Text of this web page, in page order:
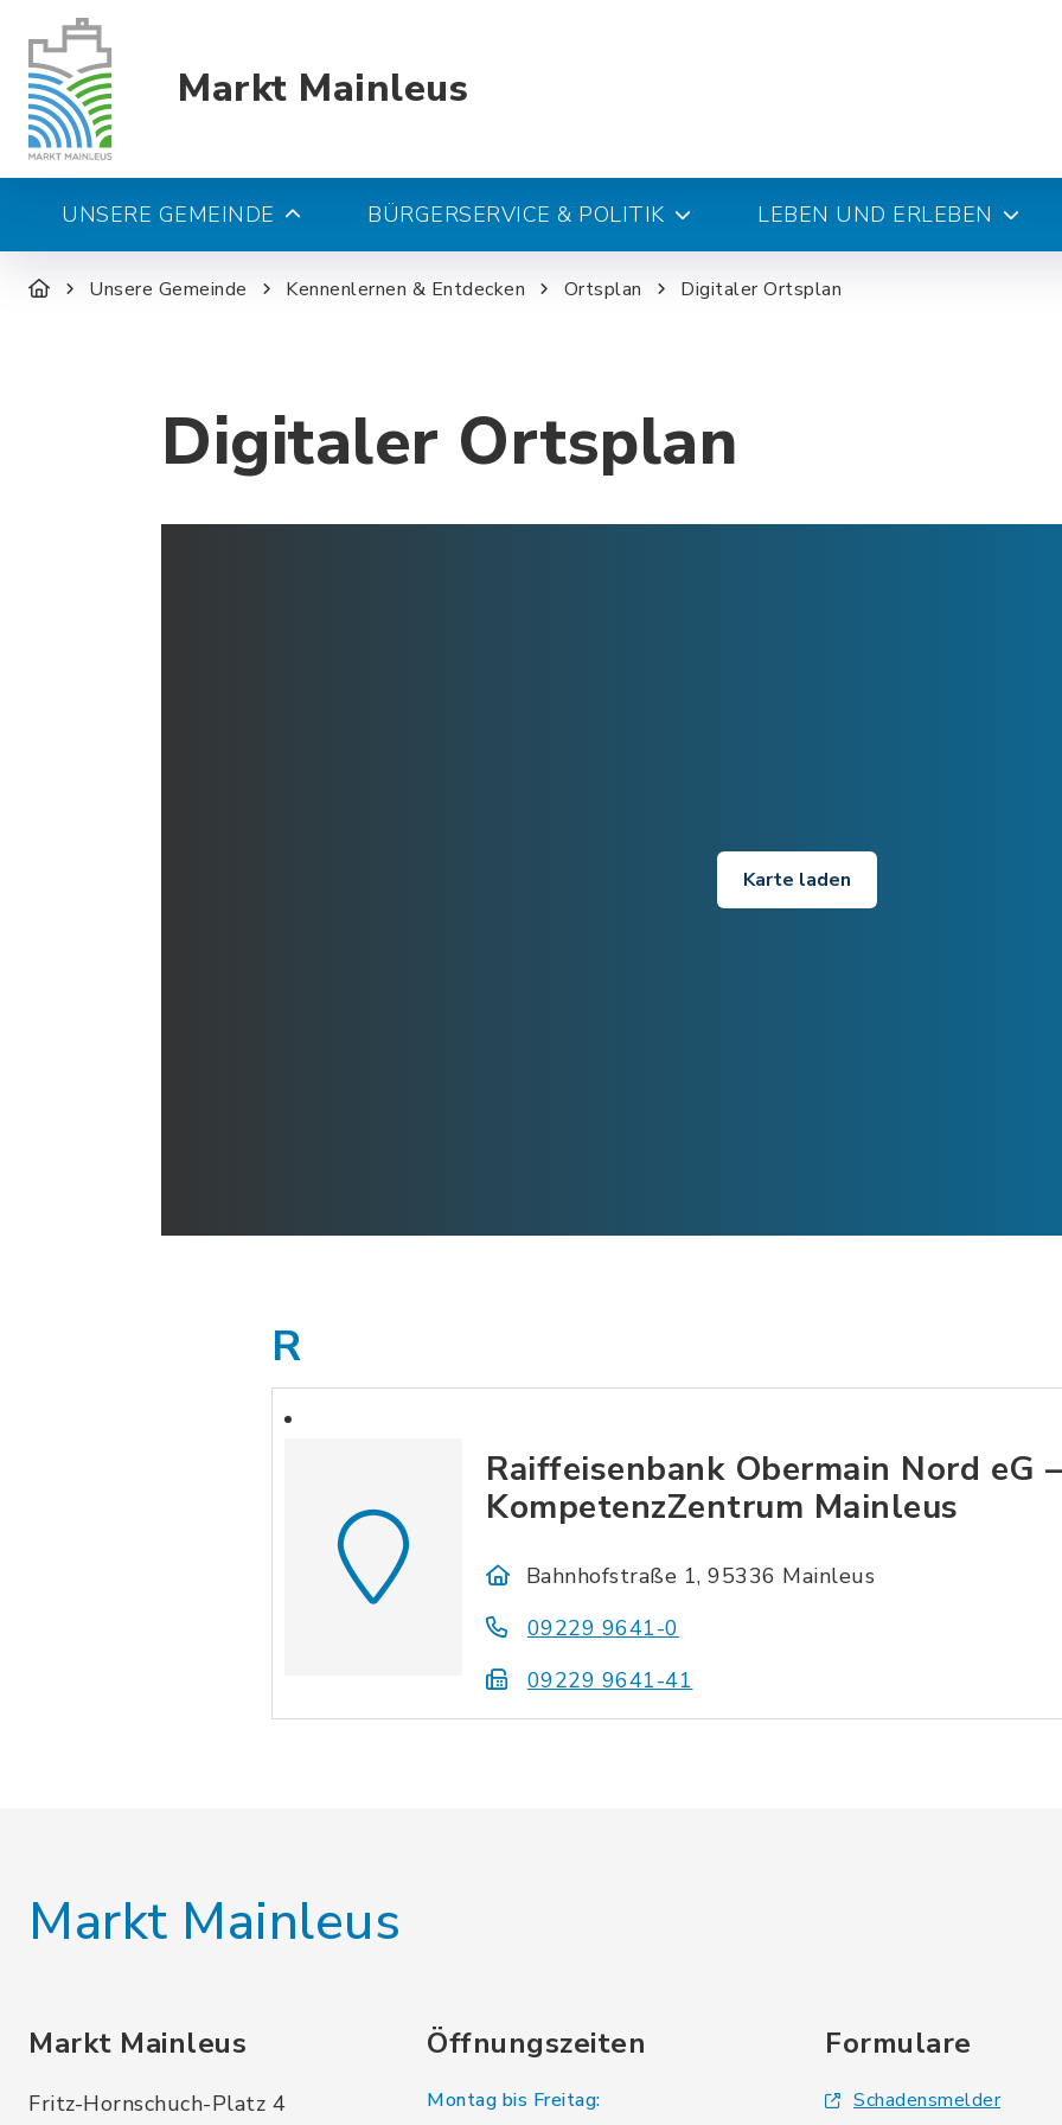
Markt Mainleus
UNSERE GEMEINDE BÜRGERSERVICE & POLITIK LEBEN UND ERLEBEN
Unsere Gemeinde Kennenlernen & Entdecken Ortsplan Digitaler Ortsplan
Digitaler Ortsplan
Karte laden
R
Raiffeisenbank Obermain Nord eG –
KompetenzZentrum Mainleus
Bahnhofstraße 1, 95336 Mainleus
09229 9641-0
09229 9641-41
Markt Mainleus
Markt Mainleus
Fritz-Hornschuch-Platz 4
Öffnungszeiten
Montag bis Freitag:
Formulare
Schadensmelder